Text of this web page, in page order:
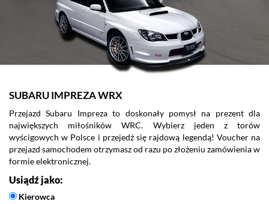
SUBARU IMPREZA WRX
Przejazd Subaru Impreza to doskonały pomysł na prezent dla
największych miłośników WRC. Wybierz jeden z torów
wyścigowych w Polsce i przejedź się rajdową legendą! Voucher na
przejazd samochodem otrzymasz od razu po złożeniu zamówienia w
formie elektronicznej.
Usiądź jako:
Kierowca